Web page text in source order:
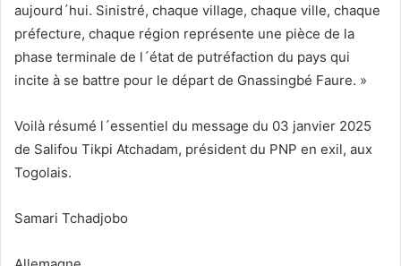
aujourd´hui. Sinistré, chaque village, chaque ville, chaque
préfecture, chaque région représente une pièce de la
phase terminale de l´état de putréfaction du pays qui
incite à se battre pour le départ de Gnassingbé Faure. »
Voilà résumé l´essentiel du message du 03 janvier 2025
de Salifou Tikpi Atchadam, président du PNP en exil, aux
Togolais.
Samari Tchadjobo